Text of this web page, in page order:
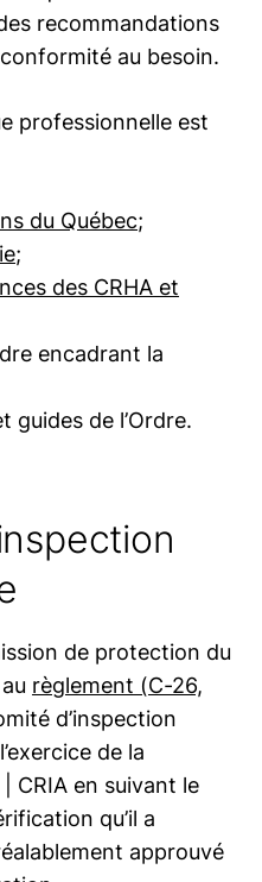
recommandations
au besoin.
professionnelle est
du Québec;
;
des CRHA et
encadrant la
guides de l’Ordre.
de protection du
règlement (C-26,
d’inspection
de la
| CRIA en suivant le
qu’il a
approuvé